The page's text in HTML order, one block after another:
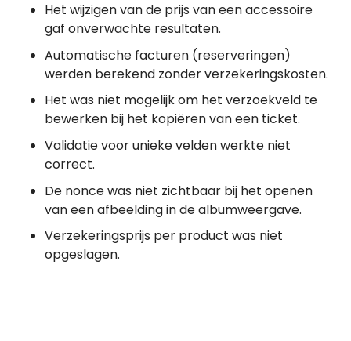
Het wijzigen van de prijs van een accessoire
gaf onverwachte resultaten.
Automatische facturen (reserveringen)
werden berekend zonder verzekeringskosten.
Het was niet mogelijk om het verzoekveld te
bewerken bij het kopiëren van een ticket.
Validatie voor unieke velden werkte niet
correct.
De nonce was niet zichtbaar bij het openen
van een afbeelding in de albumweergave.
Verzekeringsprijs per product was niet
opgeslagen.